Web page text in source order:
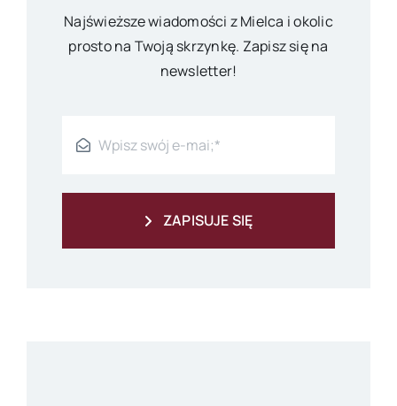
Najświeższe wiadomości z Mielca i okolic
prosto na Twoją skrzynkę. Zapisz się na
newsletter!
ZAPISUJE SIĘ